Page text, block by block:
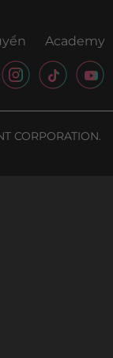
Academy
CORPORATION.